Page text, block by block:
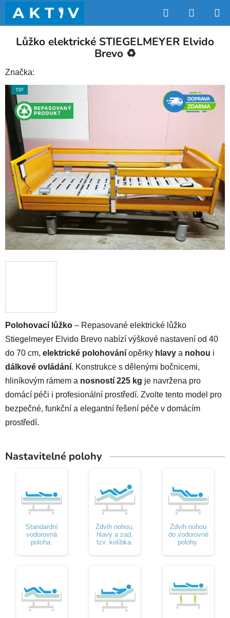
obsah
Hledat
KOŠÍK
Polohovací lůžko – Repasované elektrické lůžko
Stiegelmeyer Elvido Brevo nabízí výškové nastavení od 40
do 70 cm, elektrické polohování opěrky hlavy a nohou i
dálkové ovládání. Konstrukce s dělenými bočnicemi,
hliníkovým rámem a nosností 225 kg je navržena pro
domácí péči i profesionální prostředí. Zvolte tento model pro
bezpečné, funkční a elegantní řešení péče v domácím
prostředí.
Nastavitelné polohy
Standardní
vodorovná
poloha.
Zdvih nohou,
hlavy a zad,
tzv. kolíbka.
Zdvih nohou
do vodorovné
polohy.
Lůžko elektrické STIEGELMEYER Elvido
Brevo ♻️
Značka:
TIP